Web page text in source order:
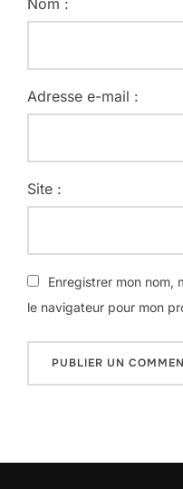
Adresse e-mail :
Site :
Enregistrer mon nom,
le navigateur pour mon